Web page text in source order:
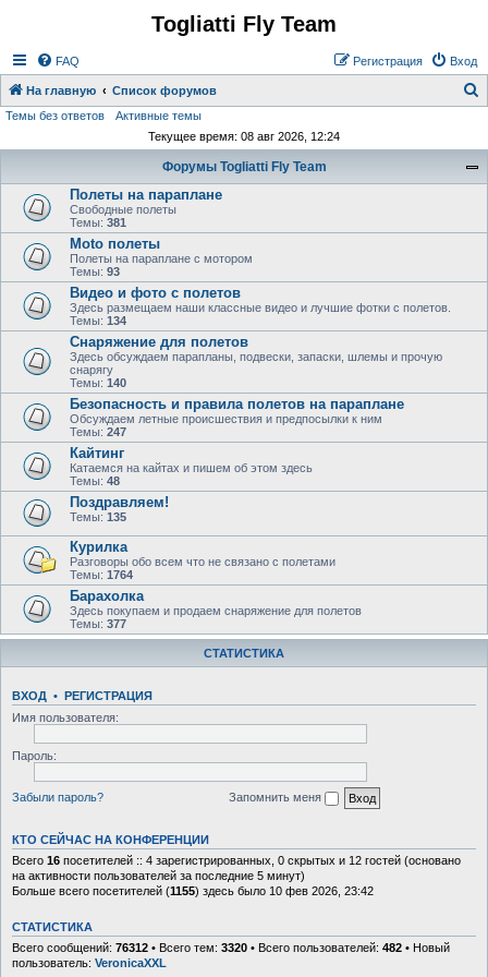
Togliatti Fly Team
FAQ Вход
Регистрация
На главную Список форумов
Темы без ответов
Активные темы
Текущее время: 08 авг 2026, 12:24
Форумы Togliatti Fly Team
Полеты на параплане
Свободные полеты
Темы: 381
Moto полеты
Полеты на параплане с мотором
Темы: 93
Видео и фото с полетов
Здесь размещаем наши классные видео и лучшие фотки с полетов.
Темы: 134
Снаряжение для полетов
Здесь обсуждаем парапланы, подвески, запаски, шлемы и прочую
снарягу
Темы: 140
Безопасность и правила полетов на параплане
Обсуждаем летные происшествия и предпосылки к ним
Темы: 247
Кайтинг
Катаемся на кайтах и пишем об этом здесь
Темы: 48
Поздравляем!
Темы: 135
Курилка
Разговоры обо всем что не связано с полетами
Темы: 1764
Барахолка
Здесь покупаем и продаем снаряжение для полетов
Темы: 377
СТАТИСТИКА
ВХОД • РЕГИСТРАЦИЯ
Имя пользователя:
Пароль:
Забыли пароль? Запомнить меня
КТО СЕЙЧАС НА КОНФЕРЕНЦИИ
Всего 16 посетителей :: 4 зарегистрированных, 0 скрытых и 12 гостей (основано
на активности пользователей за последние 5 минут)
Больше всего посетителей (1155) здесь было 10 фев 2026, 23:42
СТАТИСТИКА
Всего сообщений: 76312 • Всего тем: 3320 • Всего пользователей: 482 • Новый
пользователь: VeronicaXXL